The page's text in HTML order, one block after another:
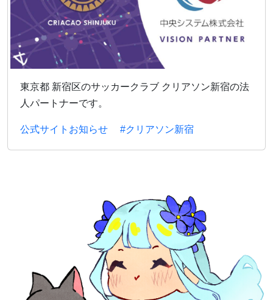
東京都 新宿区のサッカークラブ クリアソン新宿の法
人パートナーです。
公式サイトお知らせ #クリアソン新宿